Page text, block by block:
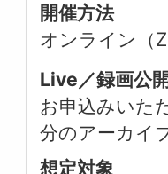
開催方法
オンライン（
Live／録画公
お申込みいた
分のアーカイ
想定対象